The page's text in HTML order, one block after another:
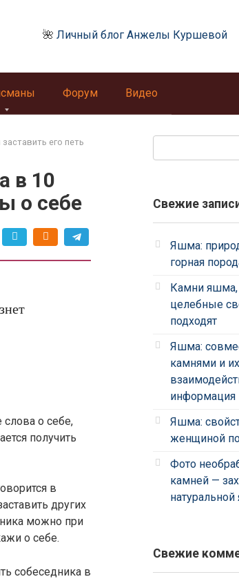
🌺 Личный блог Анжелы Куршевой
Форум Видео
его петь
в 10
о себе
о себе,
получить
в
других
можно при
о себе.
собеседника в
Свежие
Яшма:
горная
Камни яшма,
целебные
подходят
Яшма:
камнями и
информация
Яшма:
женщиной по
Фото
камней —
Свежие